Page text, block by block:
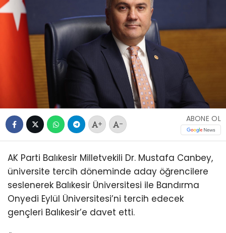
+ -
ABONE OL
AK Parti Balıkesir Milletvekili Dr. Mustafa Canbey,
üniversite tercih döneminde aday öğrencilere
seslenerek Balıkesir Üniversitesi ile Bandırma
Onyedi Eylül Üniversitesi’ni tercih edecek
gençleri Balıkesir’e davet etti.